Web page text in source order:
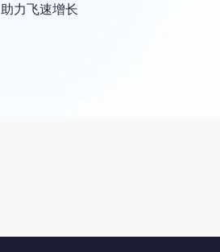
助力飞速增长